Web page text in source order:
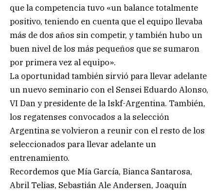
que la competencia tuvo «un balance totalmente
positivo, teniendo en cuenta que el equipo llevaba
más de dos años sin competir, y también hubo un
buen nivel de los más pequeños que se sumaron
por primera vez al equipo».
La oportunidad también sirvió para llevar adelante
un nuevo seminario con el Sensei Eduardo Alonso,
VI Dan y presidente de la Iskf-Argentina. También,
los regatenses convocados a la selección
Argentina se volvieron a reunir con el resto de los
seleccionados para llevar adelante un
entrenamiento.
Recordemos que Mía García, Bianca Santarosa,
Abril Telias, Sebastián Ale Andersen, Joaquín